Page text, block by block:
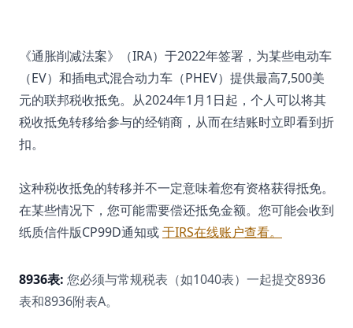
《通胀削减法案》（IRA）于2022年签署，为某些电动车
（EV）和插电式混合动力车（PHEV）提供最高7,500美
元的联邦税收抵免。从2024年1月1日起，个人可以将其
税收抵免转移给参与的经销商，从而在结账时立即看到折
扣。
这种税收抵免的转移并不一定意味着您有资格获得抵免。
在某些情况下，您可能需要偿还抵免金额。您可能会收到
纸质信件版CP99D通知或于IRS在线账户查看。
8936表: 您必须与常规税表（如1040表）一起提交8936
表和8936附表A。